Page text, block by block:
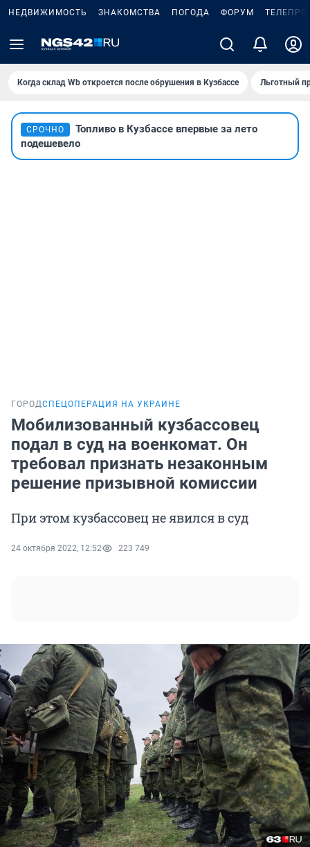
НЕДВИЖИМОСТЬ ЗНАКОМСТВА ПОГОДА ФОРУМ
Когда склад Wb откроется после обрушения в Кузбассе Льготный
СРОЧНО
Топливо в Кузбассе впервые за лето
подешевело
ГОРОДСПЕЦОПЕРАЦИЯ НА УКРАИНЕ
Мобилизованный кузбассовец
подал в суд на военкомат. Он
требовал признать незаконным
решение призывной комиссии
При этом кузбассовец не явился в суд
24 октября 2022, 12:52 223 749